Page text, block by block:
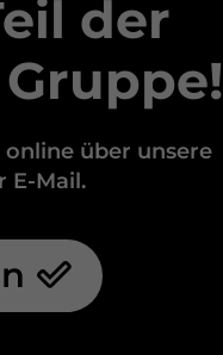
der
über unsere
E-Mail.